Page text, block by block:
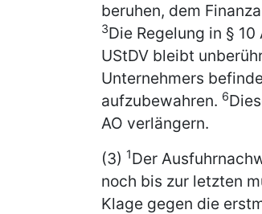
beruhen, dem
3Die Regelung in §
UStDV bleibt
Unternehmers
aufzubewahren. 6
AO verlängern.
(3) 1Der
noch bis zur letzten
Klage gegen die